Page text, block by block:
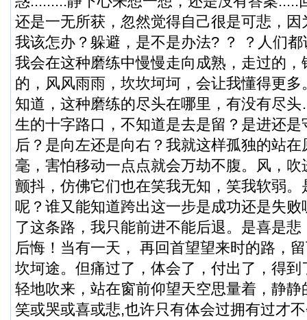
还是一无所获，忽然觉得自己很是可悲，
我该怎办？躲避，是不是办法? ？ ？人们
我会在这种磨练中慢慢走向成熟，走过的
的，风风雨雨，坎坎坷坷，会让我懂得更
知道，这种磨练的尽头在哪里，有没有
生的十字路口，不知道是去是留？是进还
后？是向左还是向右？我就这样孤独的站
毫，害怕移动一点点就会万劫不腹。风，
颤抖，仿佛它们也在笑我无知，笑我软弱
呢？谁又能知道跨出这一步是成功还是失
了这条路，我只能前进不能后退。是喜是
后悔！当有一天， 再回首望望来时的路，
坎坷途。但痛过了，体会了，付出了，得
轻地吹来，站在窗前仰望天空思量着，静
笑或哭或喜或悲,也许只有体会过拥有过才